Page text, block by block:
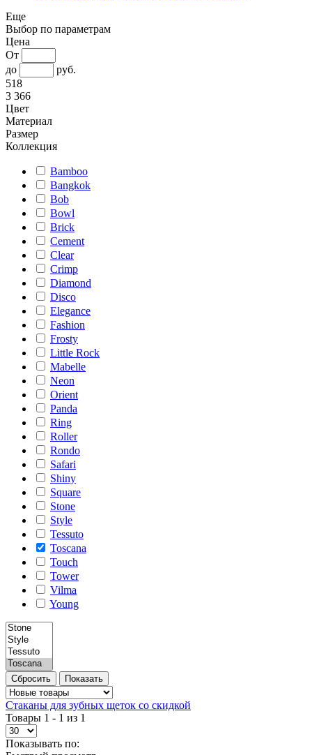
Еще
Выбор по параметрам
Цена
От
до
руб.
518
3 366
Цвет
Материал
Размер
Коллекция
Bamboo
Bangkok
Bob
Bowl
Brick
Cement
Clear
Crimp
Diamond
Disco
Elegance
Fashion
Frosty
Little Rock
Mabelle
Neon
Orient
Panda
Ring
Roller
Rondo
Safari
Shiny
Square
Stone
Style
Tessuto
Toscana
Touch
Tower
Vilma
Young
Стаканы для зубных щеток со скидкой
Товары 1 - 1 из 1
Показывать по: